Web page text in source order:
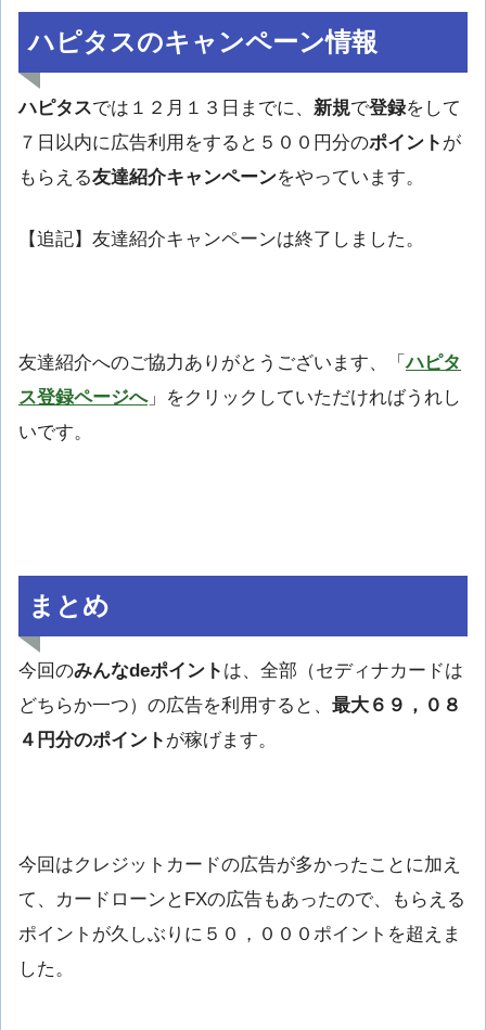
ハピタスのキャンペーン情報
ハピタスでは１２月１３日までに、 新規で登録をして
７日以内に広告利用をすると５００円分のポイント が
もらえる友達紹介キャンペーンをやっています。
【追記】友達紹介キャンペーンは終了しました。
友達紹介へのご協力ありがとうございます、「ハピタ
ス登録ページへ」をクリックしていただければうれし
いです。
まとめ
今回のみんなdeポイント は、全部（セディナカードは
どちらか一つ）の広告を利用すると、 最大６９，０８
４円分のポイント が稼げます。
今回はクレジットカードの広告が多かったことに加え
て、カードローンとFXの広告もあったので、もらえる
ポイントが久しぶりに５０，０００ポイントを超えま
した。